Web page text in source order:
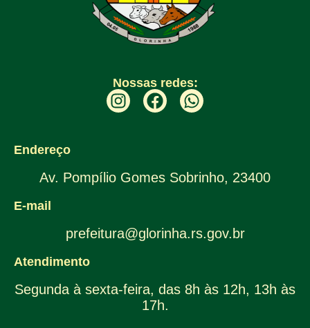
Nossas redes:
Endereço
Av. Pompílio Gomes Sobrinho, 23400
E-mail
prefeitura@glorinha.rs.gov.br
Atendimento
Segunda à sexta-feira, das 8h às 12h, 13h às
17h.